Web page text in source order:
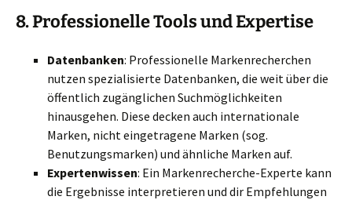
8.Professionelle Tools und Expertise
Datenbanken: Professionelle Markenrecherchen
nutzen spezialisierte Datenbanken, die weit über die
öffentlich zugänglichen Suchmöglichkeiten
hinausgehen. Diese decken auch internationale
Marken, nicht eingetragene Marken (sog.
Benutzungsmarken) und ähnliche Marken auf.
Expertenwissen: Ein Markenrecherche-Experte kann
die Ergebnisse interpretieren und dir Empfehlungen